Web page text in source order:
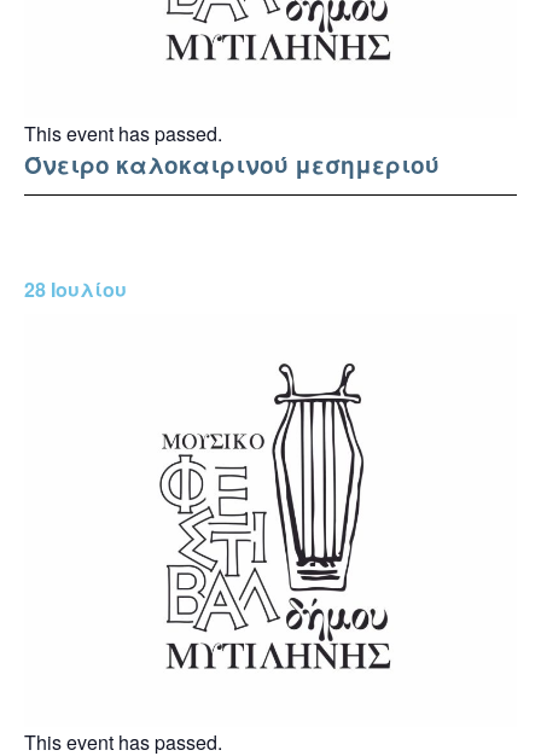
This event has passed.
Όνειρο καλοκαιρινού μεσημεριού
28 Ιουλίου
This event has passed.